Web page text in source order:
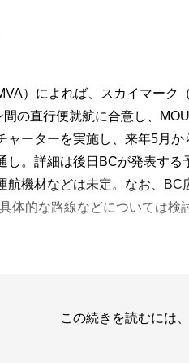
）によれば、スカイマーク
の直行便就航に合意し、
ャーターを実施し、来年5月
し。詳細は後日BCが発表する
航機材などは未定。なお、BC
体的な路線などについては検
この続きを読むには、